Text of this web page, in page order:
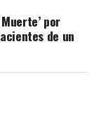
por
de un